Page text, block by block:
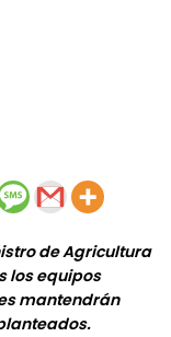
de Agricultura
los equipos
mantendrán